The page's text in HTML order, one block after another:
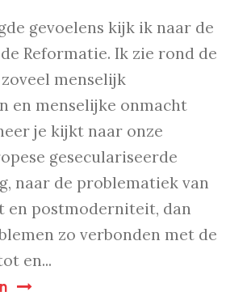
gevoelens kijk ik naar de
Reformatie. Ik zie rond de
menselijk
en menselijke onmacht
je kijkt naar onze
geseculariseerde
naar de problematiek van
en postmoderniteit, dan
zo verbonden met de
en...